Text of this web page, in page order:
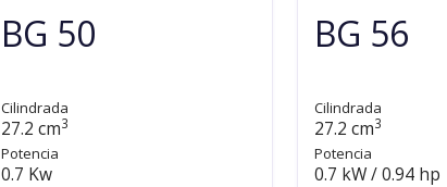
BG 50
Cilindrada
27.2 cm3
Potencia
0.7 Kw
BG 56
Cilindrada
27.2 cm3
Potencia
0.7 kW / 0.94 hp